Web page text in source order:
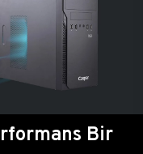
Bir